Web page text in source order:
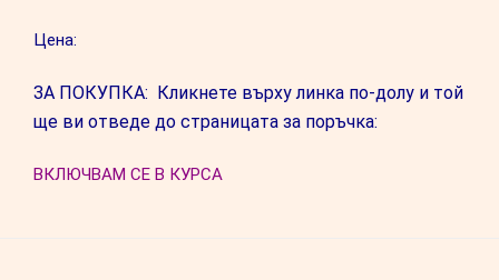
Цена:
ЗА ПОКУПКА: Кликнете върху линка по-долу и той
ще ви отведе до страницата за поръчка:
ВКЛЮЧВАМ СЕ В КУРСА